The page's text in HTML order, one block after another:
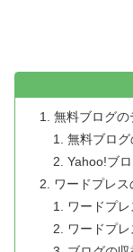
無料ブログの
無料ブログ
Yahoo!ブ
ワードプレ
ワードプ
ワードプ